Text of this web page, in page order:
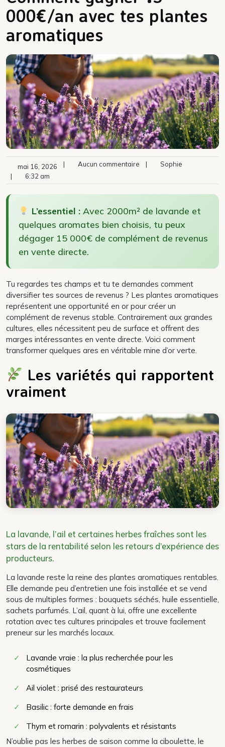
000€/an avec tes plantes
aromatiques
mai 16, 2026 | Aucun commentaire |
Sophie
|
6:32 am
L’essentiel :Avec 2000m² de lavande et
quelques aromates bien choisis, tu peux
dégager 15 000€ de complément de revenus
en vente directe.
Tu regardes tes champs et tu te demandes comment
diversifier tes sources de revenus ? Les plantes aromatiques
représentent une opportunité en or pour créer un
complément de revenus stable. Contrairement aux grandes
cultures, elles nécessitent peu de surface et offrent des
marges intéressantes en vente directe. Voici comment
transformer quelques ares en véritable mine d’or verte.
Les variétés qui rapportent
vraiment
La lavande, l’ail et certaines herbes fraîches sont les
stars de la rentabilité selon les retours d’expérience des
producteurs.
La lavande reste la reine des plantes aromatiques rentables.
Elle demande peu d’entretien une fois installée et se vend
sous de multiples formes : bouquets séchés, huile essentielle,
sachets parfumés. L’ail, quant à lui, offre une excellente
rotation avec tes cultures principales et trouve facilement
preneur sur les marchés locaux.
✓
Lavande vraie : la plus recherchée pour les
cosmétiques
✓
Ail violet : prisé des restaurateurs
✓
Basilic : forte demande en frais
✓
Thym et romarin : polyvalents et résistants
N’oublie pas les herbes de saison comme la ciboulette, le